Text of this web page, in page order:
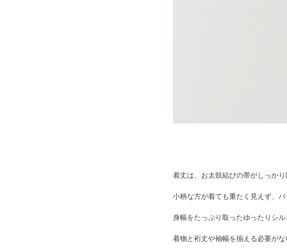
着丈は、お太鼓結びの帯がしっかり
小柄な方が着ても重たく見えず、バ
身幅をたっぷり取ったゆったりシ
着物と裄丈や袖幅を揃える必要が